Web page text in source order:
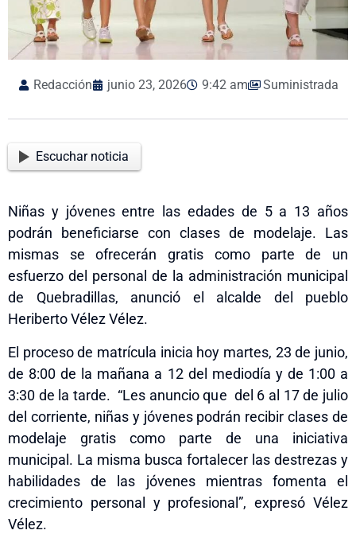
Redacción junio 23, 2026 9:42 am Suministrada
Escuchar noticia
Niñas y jóvenes entre las edades de 5 a 13 años
podrán beneficiarse con clases de modelaje. Las
mismas se ofrecerán gratis como parte de un
esfuerzo del personal de la administración municipal
de Quebradillas, anunció el alcalde del pueblo
Heriberto Vélez Vélez.
El proceso de matrícula inicia hoy martes, 23 de junio,
de 8:00 de la mañana a 12 del mediodía y de 1:00 a
3:30 de la tarde. “Les anuncio que del 6 al 17 de julio
del corriente, niñas y jóvenes podrán recibir clases de
modelaje gratis como parte de una iniciativa
municipal. La misma busca fortalecer las destrezas y
habilidades de las jóvenes mientras fomenta el
crecimiento personal y profesional”, expresó Vélez
Vélez.